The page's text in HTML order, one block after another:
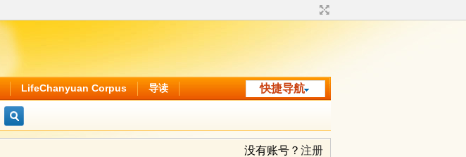
快捷导航
LifeChanyuan Corpus 导读
搜
没有账号？ 注册